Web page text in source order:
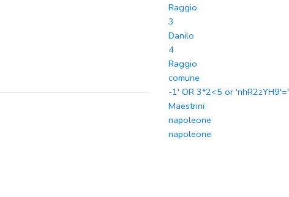
Raggio
3
Danilo
4
Raggio
comune
-1' OR 3*2<5 or 'nhR2zYH9'='
Maestrini
napoleone
napoleone